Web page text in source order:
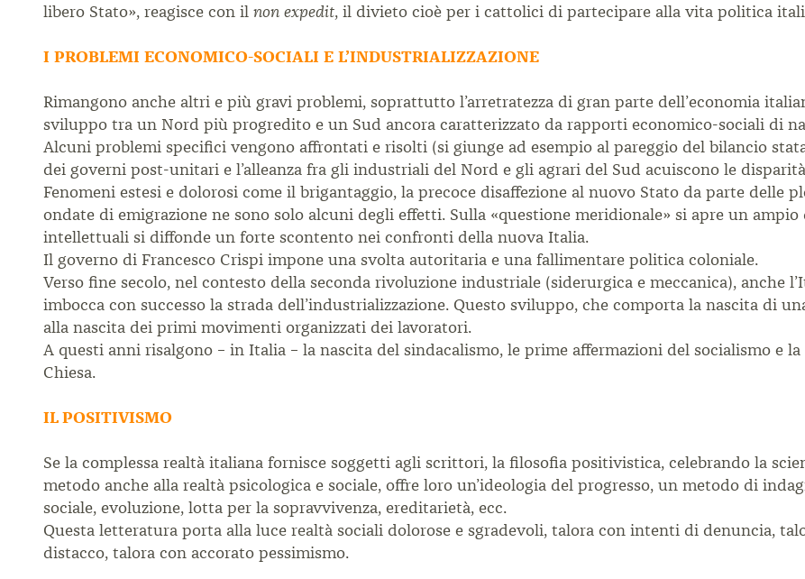
libero Stato», reagisce con il non expedit, il divieto cioè per i cattolici di partecipare alla vita politica
I PROBLEMI ECONOMICO-SOCIALI E L’INDUSTRIALIZZAZIONE
Rimangono anche altri e più gravi problemi, soprattutto l’arretratezza di gran parte dell’economia
sviluppo tra un Nord più progredito e un Sud ancora caratterizzato da rapporti economico-sociali di
Alcuni problemi specifici vengono affrontati e risolti (si giunge ad esempio al pareggio del bilancio
dei governi post-unitari e l’alleanza fra gli industriali del Nord e gli agrari del Sud acuiscono le
Fenomeni estesi e dolorosi come il brigantaggio, la precoce disaffezione al nuovo Stato da parte delle
ondate di emigrazione ne sono solo alcuni degli effetti. Sulla «questione meridionale» si apre un
intellettuali si diffonde un forte scontento nei confronti della nuova Italia.
Il governo di Francesco Crispi impone una svolta autoritaria e una fallimentare politica coloniale.
Verso fine secolo, nel contesto della seconda rivoluzione industriale (siderurgica e meccanica), anche
imbocca con successo la strada dell’industrializzazione. Questo sviluppo, che comporta la nascita di
alla nascita dei primi movimenti organizzati dei lavoratori.
A questi anni risalgono – in Italia – la nascita del sindacalismo, le prime affermazioni del socialismo e
Chiesa.
IL POSITIVISMO
Se la complessa realtà italiana fornisce soggetti agli scrittori, la filosofia positivistica, celebrando la
metodo anche alla realtà psicologica e sociale, offre loro un’ideologia del progresso, un metodo di
sociale, evoluzione, lotta per la sopravvivenza, ereditarietà, ecc.
Questa letteratura porta alla luce realtà sociali dolorose e sgradevoli, talora con intenti di denuncia,
distacco, talora con accorato pessimismo.